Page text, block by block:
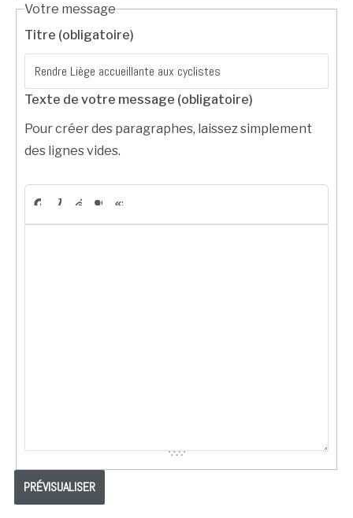
Votre message
Titre (obligatoire)
Texte de votre message (obligatoire)
Pour créer des paragraphes, laissez simplement
des lignes vides.